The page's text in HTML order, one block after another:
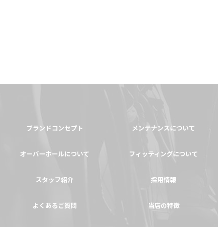
ブランドコンセプト メンテナンスについて
オーバーホールについて フィッティングについて
スタッフ紹介 採用情報
よくあるご質問 当店の特徴